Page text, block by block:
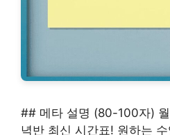
## 메타 설명 (80-100자)
녁반 최신 시간표! 원하는